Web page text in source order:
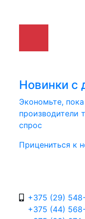
Новинки с
Экономьте, пока
производители
спрос
Прицениться к
+375 (29)
+375 (44)